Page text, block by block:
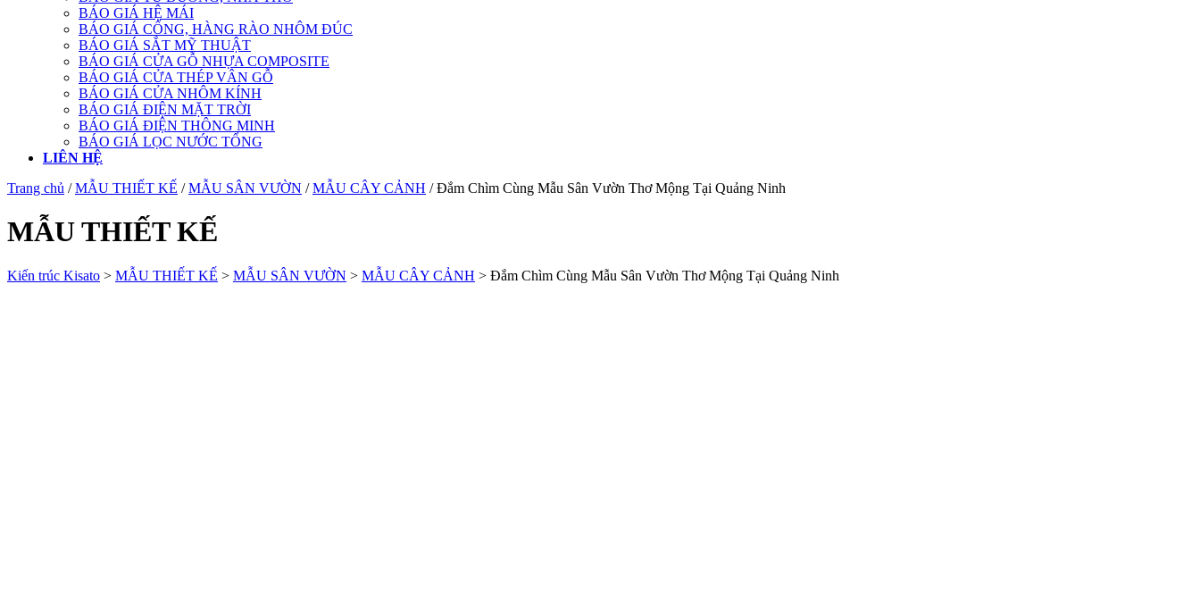
BÁO GIÁ HỆ MÁI
BÁO GIÁ CỔNG, HÀNG RÀO NHÔM ĐÚC
BÁO GIÁ SẮT MỸ THUẬT
BÁO GIÁ CỬA GỖ NHỰA COMPOSITE
BÁO GIÁ CỬA THÉP VÂN GỖ
BÁO GIÁ CỬA NHÔM KÍNH
BÁO GIÁ ĐIỆN MẶT TRỜI
BÁO GIÁ ĐIỆN THÔNG MINH
BÁO GIÁ LỌC NƯỚC TỔNG
LIÊN HỆ
Trang chủ /MẪU THIẾT KẾ /MẪU SÂN VƯỜN /MẪU CÂY CẢNH / Đắm Chìm Cùng Mẫu Sân Vườn Thơ Mộng Tại Quảng Ninh
MẪU THIẾT KẾ
Kiến trúc Kisato > MẪU THIẾT KẾ > MẪU SÂN VƯỜN > MẪU CÂY CẢNH > Đắm Chìm Cùng Mẫu Sân Vườn Thơ Mộng Tại Quảng Ninh